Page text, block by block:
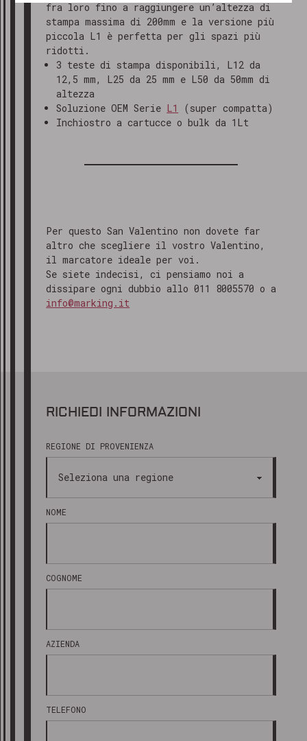
fra loro fino a raggiungere un’altezza di
stampa massima di 200mm e la versione più
piccola L1 è perfetta per gli spazi più
ridotti.
3 teste di stampa disponibili, L12 da
12,5 mm, L25 da 25 mm e L50 da 50mm di
altezza
Soluzione OEM Serie L1
(super compatta)
Inchiostro a cartucce o bulk da 1Lt
Per questo San Valentino non dovete far
altro che scegliere il vostro Valentino,
il marcatore ideale per voi.
Se siete indecisi, ci pensiamo noi a
dissipare ogni dubbio allo 011 8005570 o a
info@marking.it
RICHIEDI INFORMAZIONI
REGIONE DI PROVENIENZA
NOME
COGNOME
AZIENDA
TELEFONO
Cordiali saluti
Il team di Marking Products